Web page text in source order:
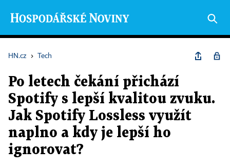
HN.cz › Tech
Po letech čekání přichází
Spotify s lepší kvalitou zvuku.
Jak Spotify Lossless využít
naplno a kdy je lepší ho
ignorovat?